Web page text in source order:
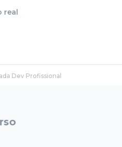
real
Dev Profissional